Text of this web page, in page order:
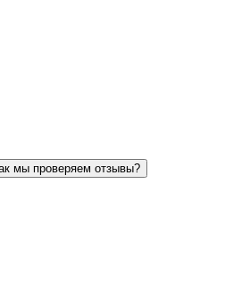
мы проверяем отзывы?